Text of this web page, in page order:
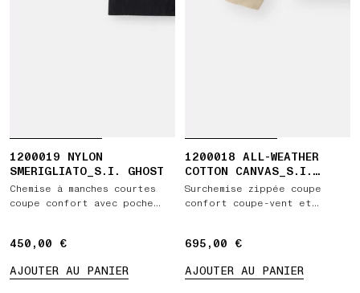
1200019 NYLON
SMERIGLIATO_S.I. GHOST
Chemise à manches courtes
coupe confort avec poche
450,00 €
450,00 €
AJOUTER AU PANIER
1200018 ALL-WEATHER
COTTON CANVAS_S.I.
GHOST
Surchemise zippée coupe
confort coupe-vent et
695,00 €
695,00 €
AJOUTER AU PANIER